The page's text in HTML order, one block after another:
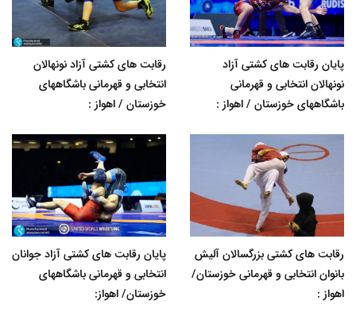
پایان رقابت های کشتی آزاد
نونهالان انتخابی و قهرمانی
باشگاههای خوزستان / اهواز :
رقابت های کشتی آزاد نونهالان
انتخابی و قهرمانی باشگاههای
خوزستان / اهواز :
رقابت های کشتی بزرگسالان آلیش
بانوان انتخابی و قهرمانی خوزستان/
اهواز :
پایان رقابت های کشتی آزاد جوانان
انتخابی و قهرمانی باشگاههای
خوزستان/ اهواز: